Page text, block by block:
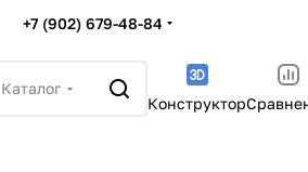
+7 (902) 679-48-84
Каталог
Конструктор